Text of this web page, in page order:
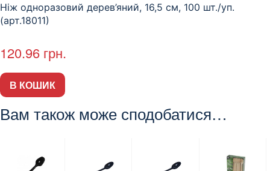
Ніж одноразовий дерев’яний, 16,5 см, 100 шт./уп.
(арт.18011)
120.96 грн.
В КОШИК
Вам також може сподобатися…